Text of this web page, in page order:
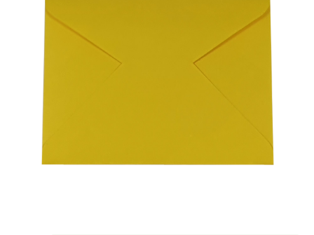
Размер:
Толщина:
170 g/m2
Tовар можно получить в пункте выдачи.
Цена за 1 штуку
0,27 €
10+ шт.